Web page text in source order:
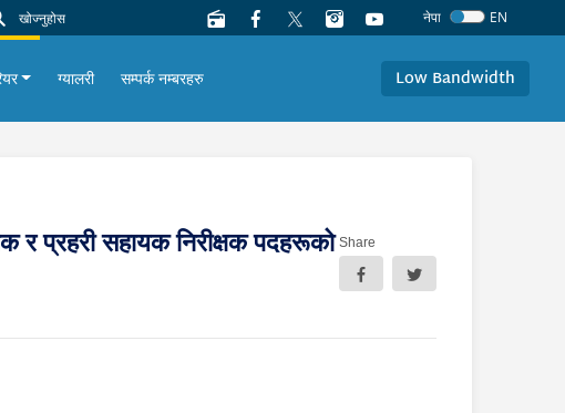
नेपा EN
ग्यालरी सम्पर्क नम्बरहरु Low Bandwidth
र प्रहरी सहायक निरीक्षक पदहरूको Share